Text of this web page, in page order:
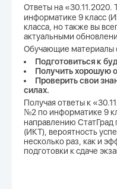
Ответы на «30.11.2020.
информатике 9 класс
класса, но также вы
актуальными
Обучающие материалы
Подготовиться к
Получить хорошую
Проверить свои
силах.
Получая ответы к
№2 по информатике 9
направлению
(ИКТ), вероятность
несколько раз, как и
подготовки к сдаче